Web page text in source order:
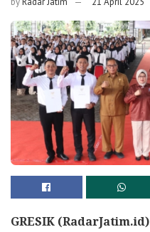
GRESIK (RadarJatim.id)